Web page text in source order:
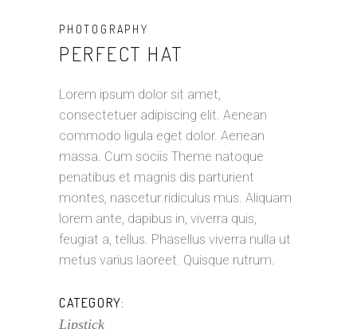
PHOTOGRAPHY
PERFECT HAT
Lorem ipsum dolor sit amet,
consectetuer adipiscing elit. Aenean
commodo ligula eget dolor. Aenean
massa. Cum sociis Theme natoque
penatibus et magnis dis parturient
montes, nascetur ridiculus mus. Aliquam
lorem ante, dapibus in, viverra quis,
feugiat a, tellus. Phasellus viverra nulla ut
metus varius laoreet. Quisque rutrum.
CATEGORY:
Lipstick